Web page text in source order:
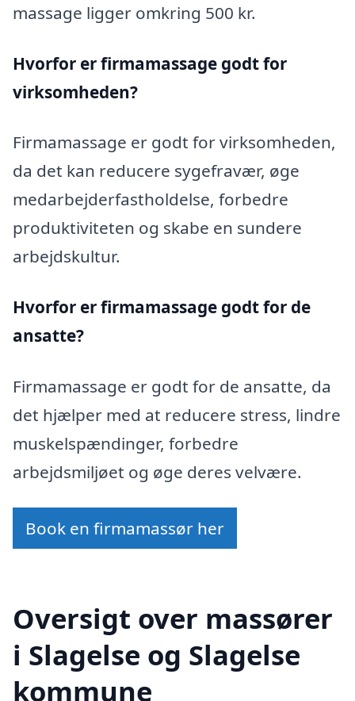
massage ligger omkring 500 kr.
Hvorfor er firmamassage godt for
virksomheden?
Firmamassage er godt for virksomheden,
da det kan reducere sygefravær, øge
medarbejderfastholdelse, forbedre
produktiviteten og skabe en sundere
arbejdskultur.
Hvorfor er firmamassage godt for de
ansatte?
Firmamassage er godt for de ansatte, da
det hjælper med at reducere stress, lindre
muskelspændinger, forbedre
arbejdsmiljøet og øge deres velvære.
Book en firmamassør her
Oversigt over massører
i Slagelse og Slagelse
kommune